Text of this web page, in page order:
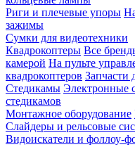
Риги и плечевые упоры
зажимы
Сумки для видеотехники
Квадрокоптеры Все
камерой На пульте
квадрокоптеров Запчасти
Стедикамы Электронные
стедикамов
Монтажное оборудование
Слайдеры и рельсовые
Видоискатели и фоллоу-